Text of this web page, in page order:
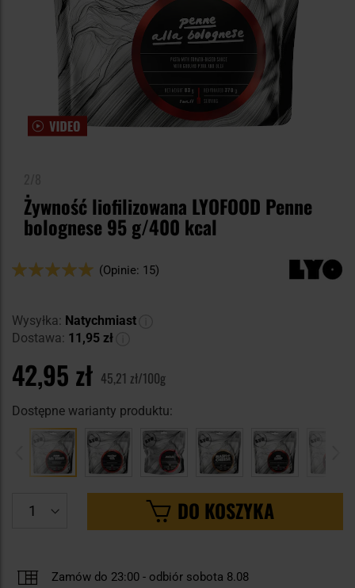
Żywność liofilizowana LYOFOOD Penne
bolognese 95 g/400 kcal
Ocena:
(Opinie: 15)
Wysyłka: Natychmiast
Dostawa: 11,95 zł
42,95 zł 45,21 zł/100g
Dostępne warianty produktu:
DO KOSZYKA
Zamów do 23:00 - odbiór sobota 8.08